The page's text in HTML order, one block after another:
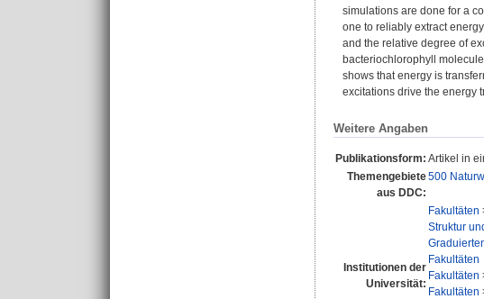
simulations are done for a
one to reliably extract
and the relative degree of
bacteriochlorophyll
shows that energy is
excitations drive the energy
Weitere Angaben
Publikationsform: Artikel in
Themengebiete
aus DDC:
500
Institutionen der
Universität:
Fakultäten
Struktur
Fakultäten
Fakultäten
Fakultäten